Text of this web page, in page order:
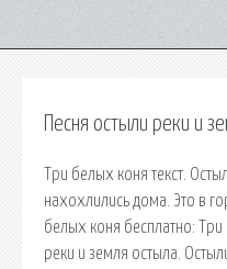
Песня остыли реки и
Три белых коня текст.
нахохлились дома. Это в
белых коня бесплатно: Три
реки и земля остыла.